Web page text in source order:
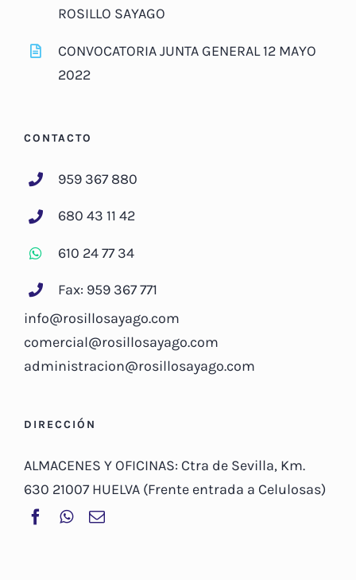
ROSILLO SAYAGO
CONVOCATORIA JUNTA GENERAL 12 MAYO
2022
CONTACTO
959 367 880
680 43 11 42
610 24 77 34
Fax: 959 367 771
info@rosillosayago.com
comercial@rosillosayago.com
administracion@rosillosayago.com
DIRECCIÓN
ALMACENES Y OFICINAS: Ctra de Sevilla, Km.
630 21007 HUELVA (Frente entrada a Celulosas)